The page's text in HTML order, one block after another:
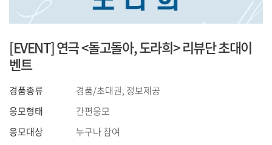
[EVENT] 연극 <돌고돌아, 도라희> 리뷰단 초대이
벤트
경품종류
경품/초대권, 정보제공
응모형태
간편응모
응모대상
누구나 참여